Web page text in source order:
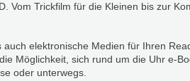
Vom Trickfilm für die Kleinen bis zur
elektronische Medien für Ihren
Möglichkeit, sich rund um die Uhr e-
oder unterwegs.